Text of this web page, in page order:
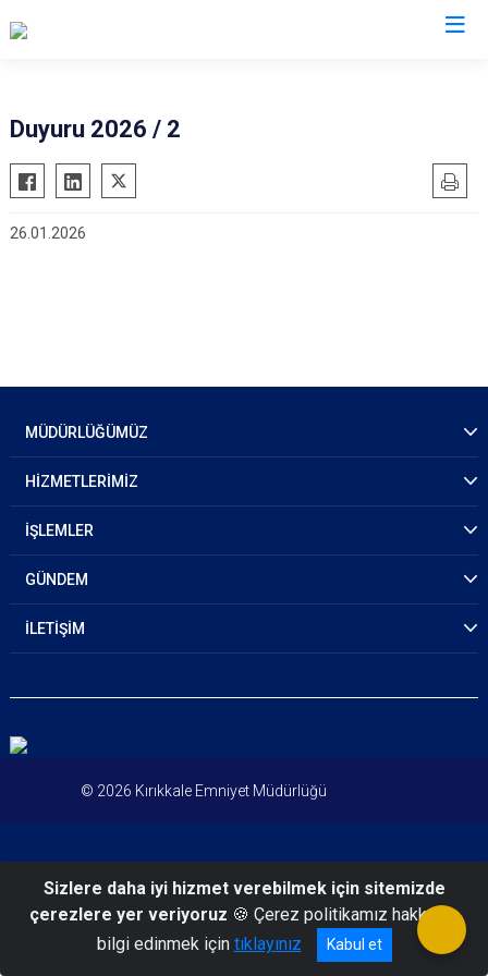
Duyuru 2026 / 2
26.01.2026
MÜDÜRLÜĞÜMÜZ
HİZMETLERİMİZ
İŞLEMLER
GÜNDEM
İLETİŞİM
© 2026 Kırıkkale Emniyet Müdürlüğü
Sizlere daha iyi hizmet verebilmek için sitemizde
çerezlere yer veriyoruz 🍪 Çerez politikamız hakkında
bilgi edinmek için tıklayınız Kabul et